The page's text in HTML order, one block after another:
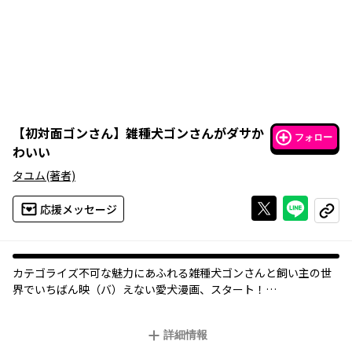
【初対面ゴンさん】 雑種犬ゴンさんがダサか
わいい
フォロー
タユム(著者)
応援メッセージ Xで投稿する
ライン
コピー
カテゴライズ不可な魅力にあふれる雑種犬ゴンさんと飼い主の世
界でいちばん映（バ）えない愛犬漫画、スタート！
中途半端な垂れ耳、受け口で出張るアゴ、そしてとにかくなんか
詳細情報